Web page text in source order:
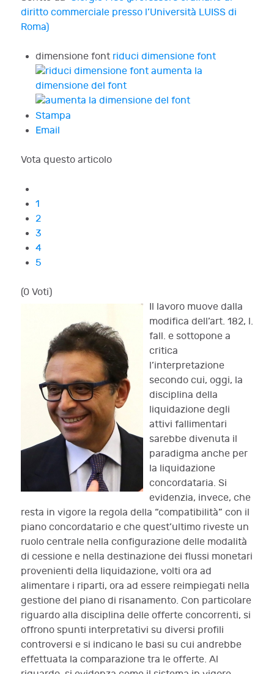
diritto commerciale presso l’Università LUISS di
Roma)
dimensione font riduci dimensione font
aumenta la
dimensione del font
Stampa
Email
Vota questo articolo
1
2
3
4
5
(0 Voti)
Il lavoro muove dalla
modifica dell’art. 182, l.
fall. e sottopone a
critica
l’interpretazione
secondo cui, oggi, la
disciplina della
liquidazione degli
attivi fallimentari
sarebbe divenuta il
paradigma anche per
la liquidazione
concordataria. Si
evidenzia, invece, che
resta in vigore la regola della “compatibilità” con il
piano concordatario e che quest’ultimo riveste un
ruolo centrale nella configurazione delle modalità
di cessione e nella destinazione dei flussi monetari
provenienti della liquidazione, volti ora ad
alimentare i riparti, ora ad essere reimpiegati nella
gestione del piano di risanamento. Con particolare
riguardo alla disciplina delle offerte concorrenti, si
offrono spunti interpretativi su diversi profili
controversi e si indicano le basi su cui andrebbe
effettuata la comparazione tra le offerte. Al